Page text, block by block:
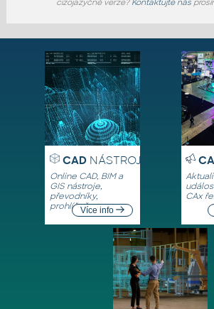
CADNÁSTROJE
Online CAD, BIM a
GIS nástroje,
převodníky,
prohlížečeVíce info
CAx